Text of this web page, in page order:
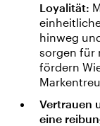
Loyalität:
hinweg
sorgen für
fördern
Vertrauen
eine